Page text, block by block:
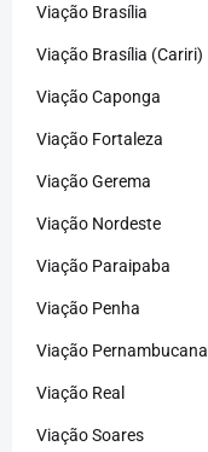
Viação Brasília
Viação Brasília (Cariri)
Viação Caponga
Viação Fortaleza
Viação Gerema
Viação Nordeste
Viação Paraipaba
Viação Penha
Viação Pernambucana
Viação Real
Viação Soares